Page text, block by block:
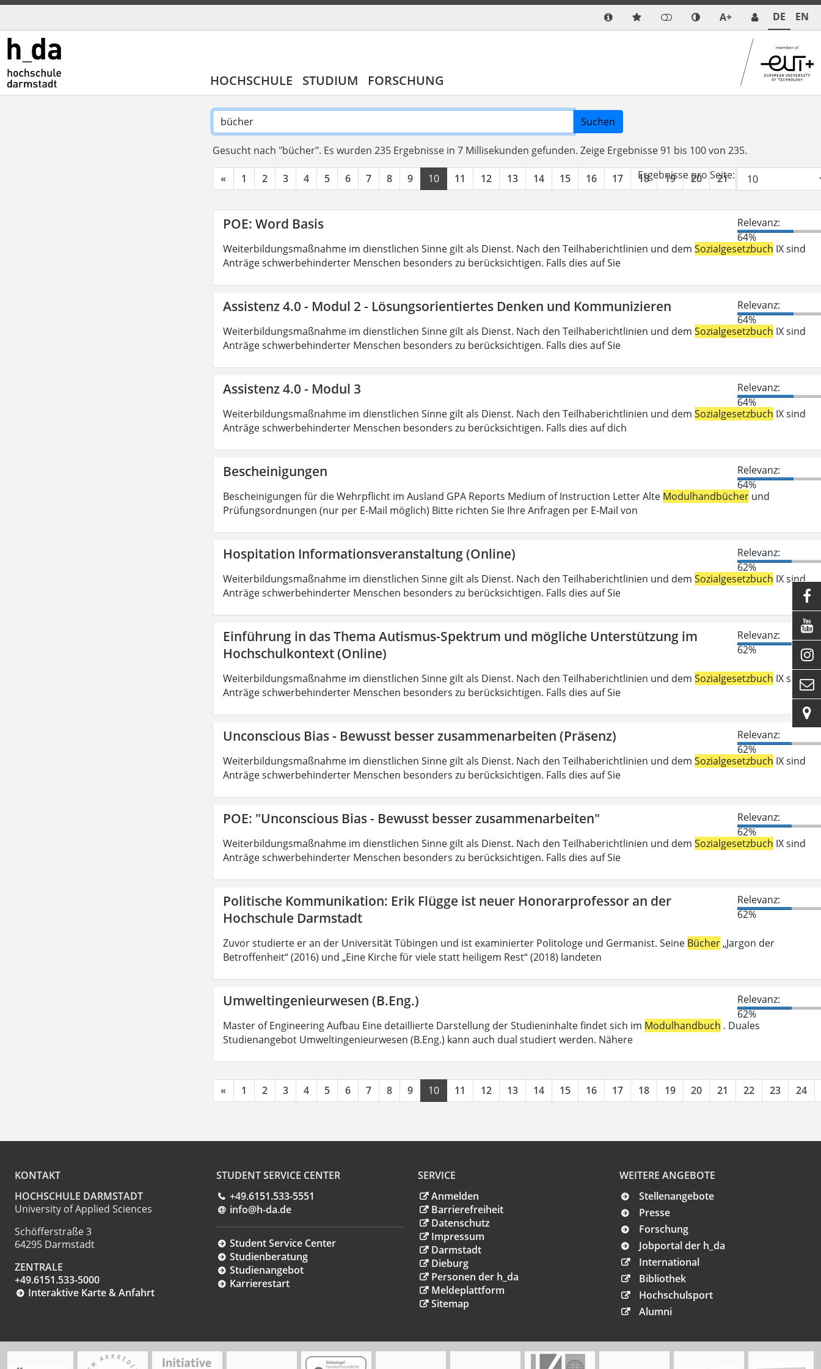
A+ DE EN
HOCHSCHULE STUDIUM FORSCHUNG
Suchen
Gesucht nach "bücher". Es wurden 235 Ergebnisse in 7 Millisekunden gefunden. Zeige Ergebnisse 91 bis 100 von 235.
« 1 2 3 4 5 6 7 8 9 10 11 12 13 14 15 16 17 18 19 20 21 22
Ergebnisse pro Seite:
POE: Word Basis
Relevanz:
64%
Weiterbildungsmaßnahme im dienstlichen Sinne gilt als Dienst. Nach den Teilhaberichtlinien und dem Sozialgesetzbuch IX sind
Anträge schwerbehinderter Menschen besonders zu berücksichtigen. Falls dies auf Sie
Assistenz 4.0 - Modul 2 - Lösungsorientiertes Denken und Kommunizieren
Relevanz:
64%
Weiterbildungsmaßnahme im dienstlichen Sinne gilt als Dienst. Nach den Teilhaberichtlinien und dem Sozialgesetzbuch IX sind
Anträge schwerbehinderter Menschen besonders zu berücksichtigen. Falls dies auf Sie
Assistenz 4.0 - Modul 3
Relevanz:
64%
Weiterbildungsmaßnahme im dienstlichen Sinne gilt als Dienst. Nach den Teilhaberichtlinien und dem Sozialgesetzbuch IX sind
Anträge schwerbehinderter Menschen besonders zu berücksichtigen. Falls dies auf dich
Bescheinigungen
Relevanz:
64%
Bescheinigungen für die Wehrpflicht im Ausland GPA Reports Medium of Instruction Letter Alte Modulhandbücher und
Prüfungsordnungen (nur per E-Mail möglich) Bitte richten Sie Ihre Anfragen per E-Mail von
Hospitation Informationsveranstaltung (Online)
Relevanz:
62%
Weiterbildungsmaßnahme im dienstlichen Sinne gilt als Dienst. Nach den Teilhaberichtlinien und dem Sozialgesetzbuch IX sind
Anträge schwerbehinderter Menschen besonders zu berücksichtigen. Falls dies auf Sie
Einführung in das Thema Autismus-Spektrum und mögliche Unterstützung im
Hochschulkontext (Online)
Relevanz:
62%
Weiterbildungsmaßnahme im dienstlichen Sinne gilt als Dienst. Nach den Teilhaberichtlinien und dem Sozialgesetzbuch IX sind
Anträge schwerbehinderter Menschen besonders zu berücksichtigen. Falls dies auf Sie
Unconscious Bias - Bewusst besser zusammenarbeiten (Präsenz)
Relevanz:
62%
Weiterbildungsmaßnahme im dienstlichen Sinne gilt als Dienst. Nach den Teilhaberichtlinien und dem Sozialgesetzbuch IX sind
Anträge schwerbehinderter Menschen besonders zu berücksichtigen. Falls dies auf Sie
POE: "Unconscious Bias - Bewusst besser zusammenarbeiten"
Relevanz:
62%
Weiterbildungsmaßnahme im dienstlichen Sinne gilt als Dienst. Nach den Teilhaberichtlinien und dem Sozialgesetzbuch IX sind
Anträge schwerbehinderter Menschen besonders zu berücksichtigen. Falls dies auf Sie
Politische Kommunikation: Erik Flügge ist neuer Honorarprofessor an der
Hochschule Darmstadt
Relevanz:
62%
Zuvor studierte er an der Universität Tübingen und ist examinierter Politologe und Germanist. Seine Bücher„Jargon der
Betroffenheit“ (2016) und „Eine Kirche für viele statt heiligem Rest“ (2018) landeten
Umweltingenieurwesen (B.Eng.)
Relevanz:
62%
Master of Engineering Aufbau Eine detaillierte Darstellung der Studieninhalte findet sich im Modulhandbuch . Duales
Studienangebot Umweltingenieurwesen (B.Eng.) kann auch dual studiert werden. Nähere
« 1 2 3 4 5 6 7 8 9 10 11 12 13 14 15 16 17 18 19 20 21 22 23 24
KONTAKT
HOCHSCHULE DARMSTADT
University of Applied Sciences
Schöfferstraße 3
64295 Darmstadt
ZENTRALE
+49.6151.533-5000
Interaktive Karte & Anfahrt
STUDENT SERVICE CENTER
+49.6151.533-5551
info@h-da.de
Student Service Center
Studienberatung
Studienangebot
Karrierestart
SERVICE
Anmelden
Barrierefreiheit
Datenschutz
Impressum
Darmstadt
Dieburg
Personen der h_da
Meldeplattform
Sitemap
WEITERE ANGEBOTE
Stellenangebote
Presse
Forschung
Jobportal der h_da
International
Bibliothek
Hochschulsport
Alumni




